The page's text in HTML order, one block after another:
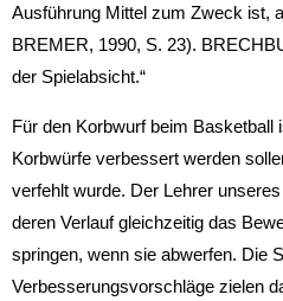
Ausführung Mittel zum Zweck ist,
BREMER, 1990, S. 23).
der Spielabsicht.“
Für den Korbwurf beim Basketball
Korbwürfe verbessert werden
verfehlt wurde. Der Lehrer
deren Verlauf gleichzeitig das
springen, wenn sie abwerfen. Die
Verbesserungsvorschläge zielen